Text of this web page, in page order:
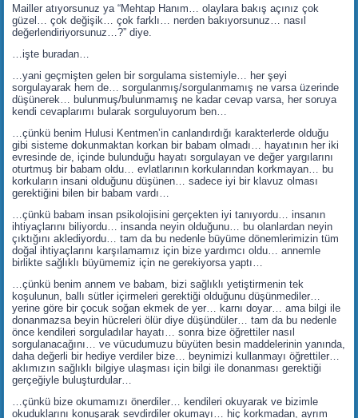
Mailler atıyorsunuz ya “Mehtap Hanım… olaylara bakış açınız çok
güzel… çok değişik… çok farklı… nerden bakıyorsunuz… nasıl
değerlendiriyorsunuz…?” diye.
…işte buradan…
…yani geçmişten gelen bir sorgulama sistemiyle… her şeyi
sorgulayarak hem de… sorgulanmış/sorgulanmamış ne varsa üzerinde
düşünerek… bulunmuş/bulunmamış ne kadar cevap varsa, her soruya
kendi cevaplarımı bularak sorguluyorum ben…
…çünkü benim Hulusi Kentmen’in canlandırdığı karakterlerde olduğu
gibi sisteme dokunmaktan korkan bir babam olmadı… hayatının her iki
evresinde de, içinde bulunduğu hayatı sorgulayan ve değer yargılarını
oturtmuş bir babam oldu… evlatlarının korkularından korkmayan… bu
korkuların insani olduğunu düşünen… sadece iyi bir klavuz olması
gerektiğini bilen bir babam vardı…
…çünkü babam insan psikolojisini gerçekten iyi tanıyordu… insanın
ihtiyaçlarını biliyordu… insanda neyin olduğunu… bu olanlardan neyin
çıktığını aklediyordu… tam da bu nedenle büyüme dönemlerimizin tüm
doğal ihtiyaçlarını karşılamamız için bize yardımcı oldu… annemle
birlikte sağlıklı büyümemiz için ne gerekiyorsa yaptı…
…çünkü benim annem ve babam, bizi sağlıklı yetiştirmenin tek
koşulunun, ballı sütler içirmeleri gerektiği olduğunu düşünmediler…
yerine göre bir çocuk soğan ekmek de yer… karnı doyar… ama bilgi ile
donanmazsa beyin hücreleri ölür diye düşündüler… tam da bu nedenle
önce kendileri sorguladılar hayatı… sonra bize öğrettiler nasıl
sorgulanacağını… ve vücudumuzu büyüten besin maddelerinin yanında,
daha değerli bir hediye verdiler bize… beynimizi kullanmayı öğrettiler…
aklımızın sağlıklı bilgiye ulaşması için bilgi ile donanması gerektiği
gerçeğiyle buluşturdular…
…çünkü bize okumamızı önerdiler… kendileri okuyarak ve bizimle
okuduklarını konuşarak sevdirdiler okumayı… hiç korkmadan, ayrım